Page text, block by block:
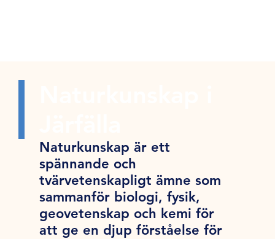
Naturkunskap är ett
spännande och
tvärvetenskapligt ämne som
sammanför biologi, fysik,
geovetenskap och kemi för
att ge en djup förståelse för